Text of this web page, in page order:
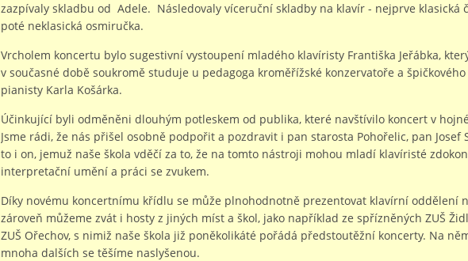
zazpívaly skladbu od Adele. Následovaly víceruční skladby na klavír - nejprve klasická
poté neklasická osmiručka.
Vrcholem koncertu bylo sugestivní vystoupení mladého klavíristy Františka Jeřábka,
v současné době soukromě studuje u pedagoga kroměřížské konzervatoře a špičkového
pianisty Karla Košárka.
Účinkující byli odměněni dlouhým potleskem od publika, které navštívilo koncert v
Jsme rádi, že nás přišel osobně podpořit a pozdravit i pan starosta Pohořelic, pan Josef
to i on, jemuž naše škola vděčí za to, že na tomto nástroji mohou mladí klavíristé
interpretační umění a práci se zvukem.
Díky novému koncertnímu křídlu se může plnohodnotně prezentovat klavírní oddělení
zároveň můžeme zvát i hosty z jiných míst a škol, jako například ze spřízněných ZUŠ
ZUŠ Ořechov, s nimiž naše škola již poněkolikáté pořádá předstoutěžní koncerty. Na
mnoha dalších se těšíme naslyšenou.